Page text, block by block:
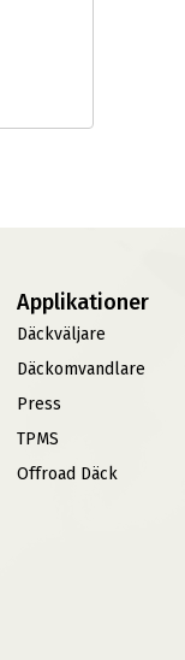
Applikationer
Däckväljare
Däckomvandlare
Press
TPMS
Offroad Däck